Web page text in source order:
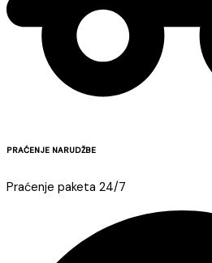
PRAĆENJE NARUDŽBE
Praćenje paketa 24/7